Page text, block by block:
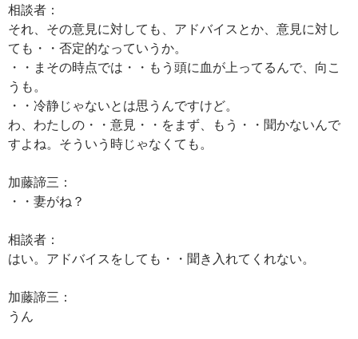
相談者：
それ、その意見に対しても、アドバイスとか、意見に対し
ても・・否定的なっていうか。
・・まその時点では・・もう頭に血が上ってるんで、向こ
うも。
・・冷静じゃないとは思うんですけど。
わ、わたしの・・意見・・をまず、もう・・聞かないんで
すよね。そういう時じゃなくても。
加藤諦三：
・・妻がね？
相談者：
はい。アドバイスをしても・・聞き入れてくれない。
加藤諦三：
うん